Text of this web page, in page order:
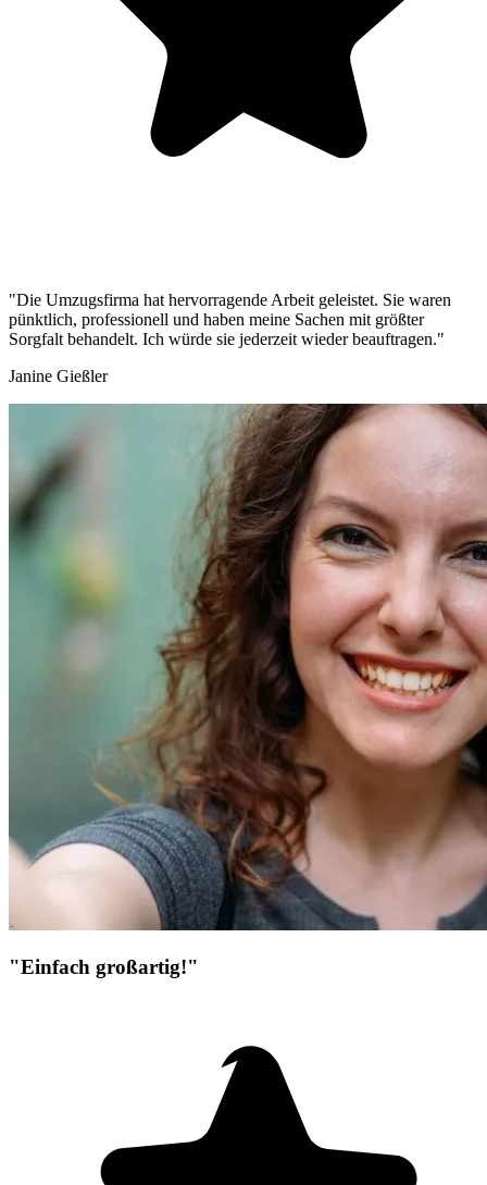
"Die Umzugsfirma hat hervorragende Arbeit geleistet. Sie waren
pünktlich, professionell und haben meine Sachen mit größter
Sorgfalt behandelt. Ich würde sie jederzeit wieder beauftragen."
Janine Gießler
"Einfach großartig!"